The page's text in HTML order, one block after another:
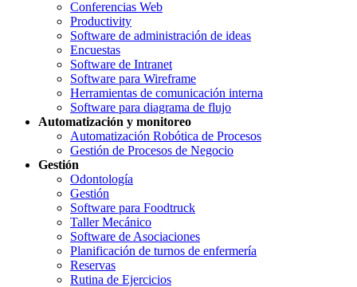
Conferencias Web
Productivity
Software de administración de ideas
Encuestas
Software de Intranet
Software para Wireframe
Herramientas de comunicación interna
Software para diagrama de flujo
Automatización y monitoreo
Automatización Robótica de Procesos
Gestión de Procesos de Negocio
Gestión
Odontología
Gestión
Software para Foodtruck
Taller Mecánico
Software de Asociaciones
Planificación de turnos de enfermería
Reservas
Rutina de Ejercicios